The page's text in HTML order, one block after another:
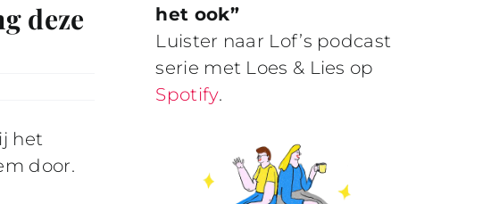
deze
het
door.
het ook”
Luister naar Lof’s podcast
serie met Loes & Lies op
Spotify.